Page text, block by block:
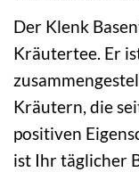
Der Klenk
Kräutertee. Er
Kräutern, die
positiven
ist Ihr täglicher